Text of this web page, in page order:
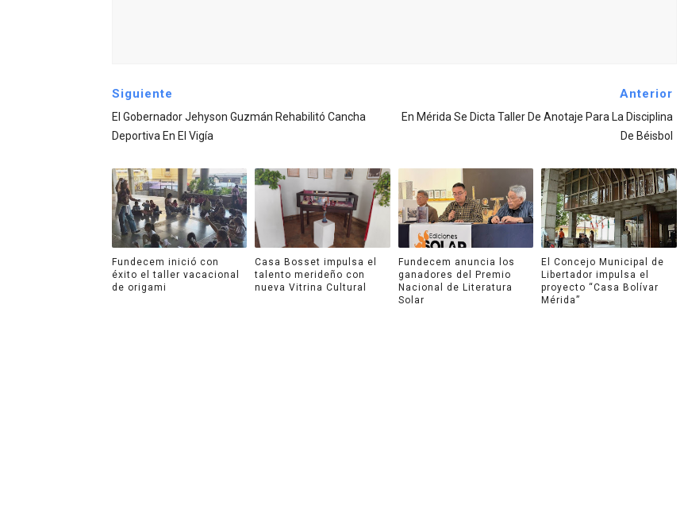
Siguiente
El Gobernador Jehyson Guzmán Rehabilitó Cancha
Deportiva En El Vigía
Anterior
En Mérida Se Dicta Taller De Anotaje Para La Disciplina
De Béisbol
Fundecem inició con
éxito el taller vacacional
de origami
Casa Bosset impulsa el
talento merideño con
nueva Vitrina Cultural
Fundecem anuncia los
ganadores del Premio
Nacional de Literatura
Solar
El Concejo Municipal de
Libertador impulsa el
proyecto “Casa Bolívar
Mérida”